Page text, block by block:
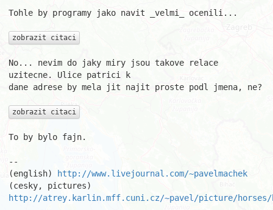
Tohle by programy jako navit _velmi_ ocenili...
zobrazit citaci
No... nevim do jaky miry jsou takove relace
uzitecne. Ulice patrici k
dane adrese by mela jit najit proste podl jmena, ne?
zobrazit citaci
To by bylo fajn.
--
(english)
http://www.livejournal.com/~pavelmachek
http://atrey.karlin.mff.cuni.cz/~pavel/picture/horses/